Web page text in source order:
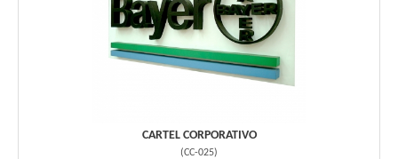
CARTEL CORPORATIVO
(CC-025)